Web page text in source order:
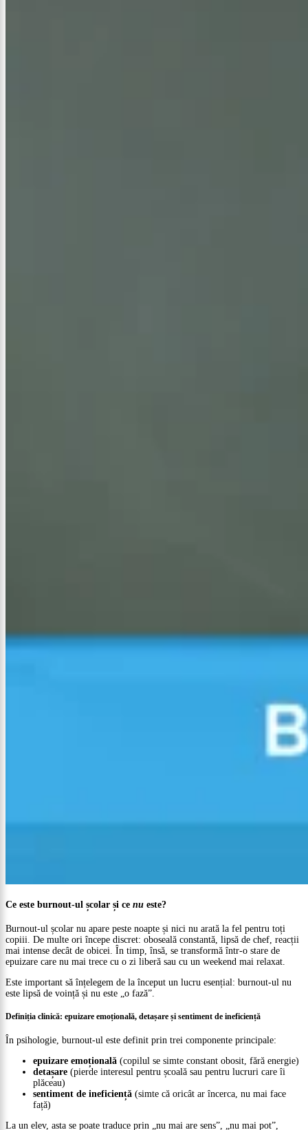
Ce este burnout-ul școlar și ce nu este?
Burnout-ul școlar nu apare peste noapte și nici nu arată la fel pentru toți
copiii. De multe ori începe discret: oboseală constantă, lipsă de chef, reacții
mai intense decât de obicei. În timp, însă, se transformă într-o stare de
epuizare care nu mai trece cu o zi liberă sau cu un weekend mai relaxat.
Este important să înțelegem de la început un lucru esențial: burnout-ul nu
este lipsă de voință și nu este „o fază”.
Definiția clinică: epuizare emoțională, detașare și sentiment de ineficiență
În psihologie, burnout-ul este definit prin trei componente principale:
epuizare emoțională (copilul se simte constant obosit, fără energie)
detașare (pierde interesul pentru școală sau pentru lucruri care îi
plăceau)
sentiment de ineficiență (simte că oricât ar încerca, nu mai face
față)
La un elev, asta se poate traduce prin „nu mai are sens”, „nu mai pot”,